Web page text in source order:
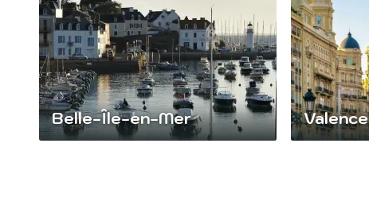
Croisière en maxi catamaran :
Belle-Île-en-Mer Valence